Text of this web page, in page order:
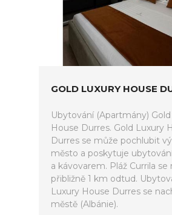
GOLD LUXURY HOUSE
Ubytování (Apartmány)
House Durres. Gold Luxury
Durres se může pochlubit
město a poskytuje
a kávovarem. Pláž Currila se
přibližně 1 km odtud.
Luxury House Durres se
městě (Albánie).